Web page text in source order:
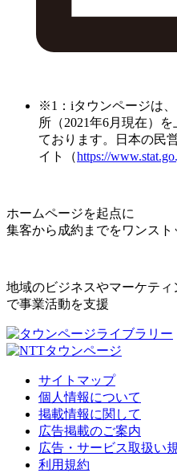
※1：iタウンページは
所（2021年6月現在）
ております。日本の民
イト（https://
ホームページを起点に
集客から成約までをワンスト
地域のビジネスやマーケテ
で事業活動を支援
サイトマップ
個人情報について
掲載情報に関して
広告掲載のご案内
広告・サービス取扱い
利用規約